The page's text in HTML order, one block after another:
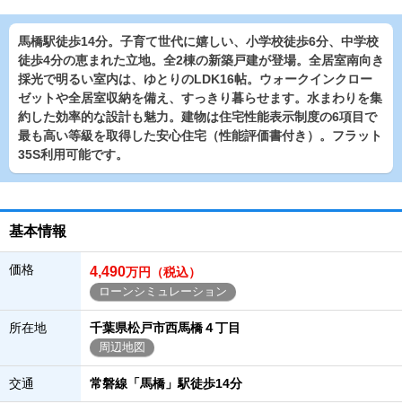
馬橋駅徒歩14分。子育て世代に嬉しい、小学校徒歩6分、中学校
徒歩4分の恵まれた立地。全2棟の新築戸建が登場。全居室南向き
採光で明るい室内は、ゆとりのLDK16帖。ウォークインクロー
ゼットや全居室収納を備え、すっきり暮らせます。水まわりを集
約した効率的な設計も魅力。建物は住宅性能表示制度の6項目で
最も高い等級を取得した安心住宅（性能評価書付き）。フラット
35S利用可能です。
基本情報
価格 4,490万円（税込）
ローンシミュレーション
所在地 千葉県松戸市西馬橋４丁目
周辺地図
交通 常磐線「馬橋」駅徒歩14分